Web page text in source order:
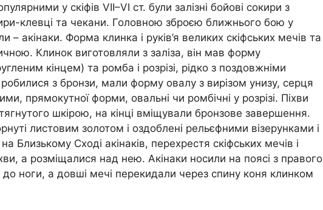
у скіфів VII–VI ст. були залізні бойові сокири з
клевці та чекани. Головною зброєю ближнього бою у
– акінаки. Форма клинка і руків’я великих скіфських мечів та
Клинок виготовляли з заліза, він мав форму
кінцем) та ромба і розрізі, рідко з поздовжніми
з бронзи, мали форму овалу з вирізом унизу, серця
прямокутної форми, овальні чи ромбічні у розрізі. Піхви
шкірою, на кінці вміщували бронзове завершення.
листовим золотом і оздоблені рельєфними візерунками і
Близькому Сході акінаків, перехрестя скіфських мечів і
а розміщалися над нею. Акінаки носили на поясі з правого
до ноги, а довші мечі перекидали через спину коня клинком